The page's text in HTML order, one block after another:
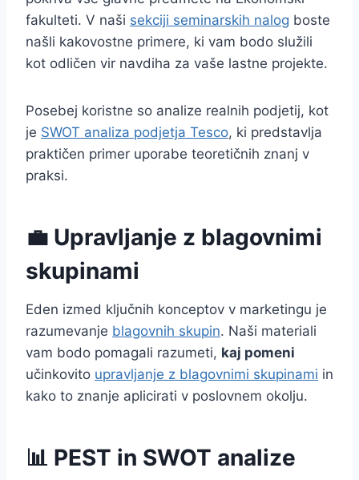
fakulteti. V naši sekciji seminarskih nalog boste
našli kakovostne primere, ki vam bodo služili
kot odličen vir navdiha za vaše lastne projekte.
Posebej koristne so analize realnih podjetij, kot
je SWOT analiza podjetja Tesco, ki predstavlja
praktičen primer uporabe teoretičnih znanj v
praksi.
💼 Upravljanje z blagovnimi
skupinami
Eden izmed ključnih konceptov v marketingu je
razumevanje blagovnih skupin. Naši materiali
vam bodo pomagali razumeti, kaj pomeni
učinkovito upravljanje z blagovnimi skupinami in
kako to znanje aplicirati v poslovnem okolju.
📊 PEST in SWOT analize